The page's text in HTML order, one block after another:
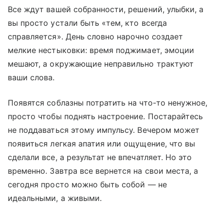
Все ждут вашей собранности, решений, улыбки, а
вы просто устали быть «тем, кто всегда
справляется». День словно нарочно создает
мелкие нестыковки: время поджимает, эмоции
мешают, а окружающие неправильно трактуют
ваши слова.
Появятся соблазны потратить на что-то ненужное,
просто чтобы поднять настроение. Постарайтесь
не поддаваться этому импульсу. Вечером может
появиться легкая апатия или ощущение, что вы
сделали все, а результат не впечатляет. Но это
временно. Завтра все вернется на свои места, а
сегодня просто можно быть собой — не
идеальными, а живыми.